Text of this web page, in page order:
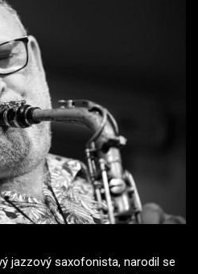
jazzový saxofonista, narodil se